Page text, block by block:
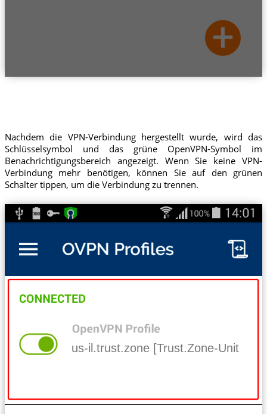
Nachdem die VPN-Verbindung hergestellt wurde, wird das
Schlüsselsymbol und das grüne OpenVPN-Symbol im
Benachrichtigungsbereich angezeigt. Wenn Sie keine VPN-
Verbindung mehr benötigen, können Sie auf den grünen
Schalter tippen, um die Verbindung zu trennen.
us-il.trust.zone [Trust.Zone-United-